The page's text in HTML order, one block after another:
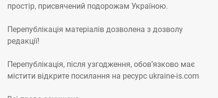
простір, присвячений подорожам Україною.
Перепублікація матеріалів дозволена з дозволу
редакції!
Перепублікація, після узгодження, обов’язково має
містити відкрите посилання на ресурс ukraine-is.com